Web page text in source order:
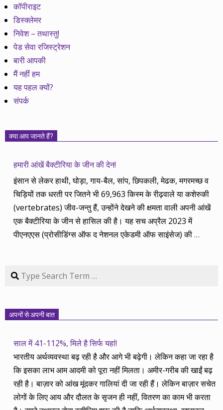
कॉपीराइट
डिस्क्लेमर
निवेश – तथास्तु!
पेड सेवा रजिस्ट्रेशन
बारी आपकी
मैं नहीं हम
यह पहल क्यों?
संपर्क
क्या आप जानते हैं?
हमारी आंखें बैक्टीरिया के जीन की देन!
इंसान से लेकर हाथी, घोड़ा, गाय-बैल, सांप, छिपकली, मेढक, मगरमच्छ व
चिड़ियों तक धरती पर जितने भी 69,963 किस्म के रीढ़वाले या कशेरुकी
(vertebrates) जीव-जन्तु हैं, उन्होंने देखने की क्षमता वाली अपनी आंखें
एक बैक्टीरिया के जीन से हासिल की है। यह सच अप्रैल 2023 में
पीएनएएस (प्रोसीडिंग्स ऑफ द नेशनल एकेडमी ऑफ साइंसेज) की…
Search
अपनों से अपनी बात
साल में 41-112%, मिले है सिर्फ यहां!
भारतीय अर्थव्यवस्था बढ़ रही है और आगे भी बढ़ेगी। लेकिन कहा जा रहा है
कि इसका लाभ आम आदमी को पूरा नहीं मिलता। अमीर-गरीब की खाईं बढ़
रही है। बाज़ार को आंख मूंदकर गालियां दी जा रही हैं। लेकिन बाज़ार सचेत
लोगों के लिए आय और दौलत के सृजन ही नहीं, वितरण का काम भी करता